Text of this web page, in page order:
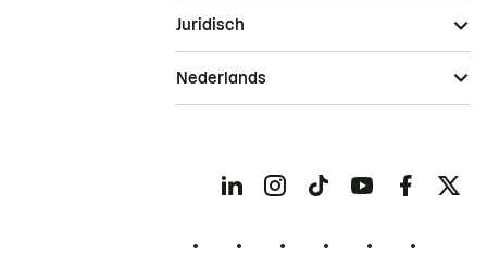
Juridisch
Nederlands